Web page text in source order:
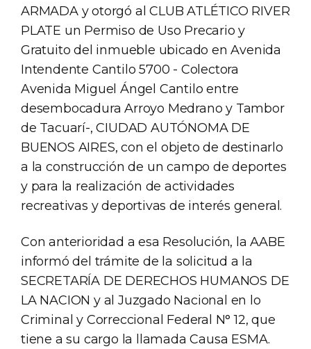
ARMADA y otorgó al CLUB ATLÉTICO RIVER
PLATE un Permiso de Uso Precario y
Gratuito del inmueble ubicado en Avenida
Intendente Cantilo 5700 - Colectora
Avenida Miguel Ángel Cantilo entre
desembocadura Arroyo Medrano y Tambor
de Tacuarí-, CIUDAD AUTÓNOMA DE
BUENOS AIRES, con el objeto de destinarlo
a la construcción de un campo de deportes
y para la realización de actividades
recreativas y deportivas de interés general.
Con anterioridad a esa Resolución, la AABE
informó del trámite de la solicitud a la
SECRETARÍA DE DERECHOS HUMANOS DE
LA NACION y al Juzgado Nacional en lo
Criminal y Correccional Federal N° 12, que
tiene a su cargo la llamada Causa ESMA.